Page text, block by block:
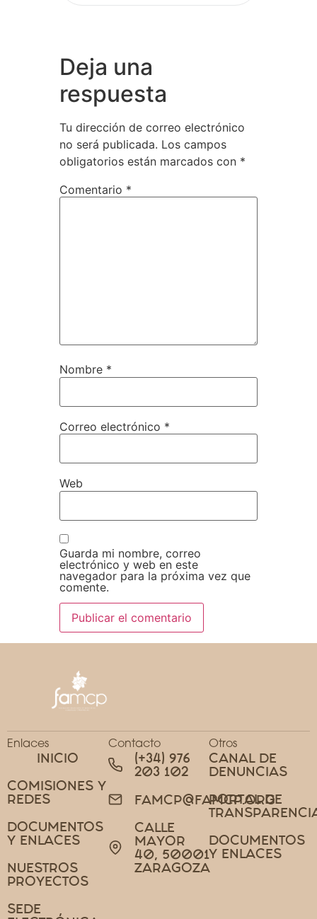
Deja una
respuesta
Tu dirección de correo electrónico
no será publicada. Los campos
obligatorios están marcados con *
Comentario *
Nombre *
Correo electrónico *
Web
Guarda mi nombre, correo
electrónico y web en este
navegador para la próxima vez que
comente.
Enlaces
INICIO
COMISIONES Y
REDES
DOCUMENTOS
Y ENLACES
NUESTROS
PROYECTOS
SEDE
Contacto
(+34) 976
203 102
FAMCP@FAMCP.ORG
CALLE
MAYOR
40, 50001
ZARAGOZA
Otros
CANAL DE
DENUNCIAS
PORTAL DE
DOCUMENTOS
Y ENLACES